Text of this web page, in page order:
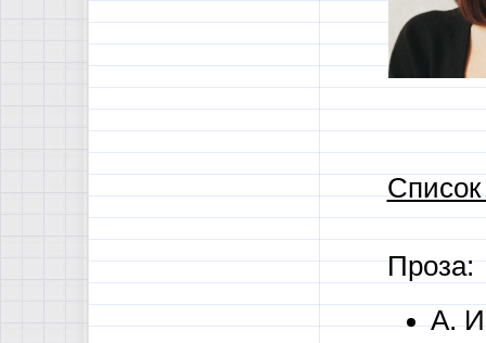
Список
Проза:
А.